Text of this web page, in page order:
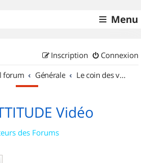
Menu
Connexion
Inscription
forum Générale Le coin des vidéastes
Vidéo
des Forums